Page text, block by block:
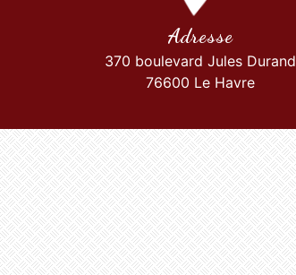
Adresse
370 boulevard Jules Durand
76600 Le Havre